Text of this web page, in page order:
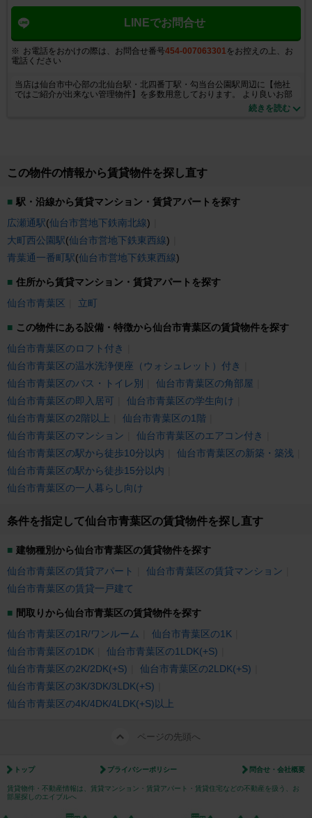
LINEでお問合せ
お電話をおかけの際は、お問合せ番号454-007063301 をお控えの上、お
電話ください
当店は仙台市中心部の北仙台駅・北四番丁駅・勾当台公園駅周辺に【他社
ではご紹介が出来ない管理物件】を多数用意しております。 より良いお部
屋をお探しであれば是非一度お声がけくださいませ！ また、東北大学関係
者様や医療従事者様に人気の八幡・角五郎エリアも大得意です。エイブル
頂きますのでお気軽にお声掛け下さい！
続きを読む
この物件の情報から賃貸物件を探し直す
駅・沿線から賃貸マンション・賃貸アパートを探す
広瀬通駅(仙台市営地下鉄南北線)
大町西公園駅(仙台市営地下鉄東西線)
青葉通一番町駅(仙台市営地下鉄東西線)
住所から賃貸マンション・賃貸アパートを探す
仙台市青葉区
立町
この物件にある設備・特徴から仙台市青葉区の賃貸物件を探す
仙台市青葉区のロフト付き
仙台市青葉区の温水洗浄便座（ウォシュレット）付き
仙台市青葉区のバス・トイレ別
仙台市青葉区の角部屋
仙台市青葉区の即入居可
仙台市青葉区の学生向け
仙台市青葉区の2階以上
仙台市青葉区の1階
仙台市青葉区のマンション
仙台市青葉区のエアコン付き
仙台市青葉区の駅から徒歩10分以内
仙台市青葉区の新築・築浅
仙台市青葉区の駅から徒歩15分以内
仙台市青葉区の一人暮らし向け
条件を指定して仙台市青葉区の賃貸物件を探し直す
建物種別から仙台市青葉区の賃貸物件を探す
仙台市青葉区の賃貸アパート
仙台市青葉区の賃貸マンション
仙台市青葉区の賃貸一戸建て
間取りから仙台市青葉区の賃貸物件を探す
仙台市青葉区の1R/ワンルーム
仙台市青葉区の1K
仙台市青葉区の1DK
仙台市青葉区の1LDK(+S)
仙台市青葉区の2K/2DK(+S)
仙台市青葉区の2LDK(+S)
仙台市青葉区の3K/3DK/3LDK(+S)
仙台市青葉区の4K/4DK/4LDK(+S)以上
ページの先頭へ
トップ プライバシーポリシー 問合せ・会社概要
賃貸物件・不動産情報は、賃貸マンション・賃貸アパート・賃貸住宅などの不動産を扱う、お
部屋探しのエイブルへ